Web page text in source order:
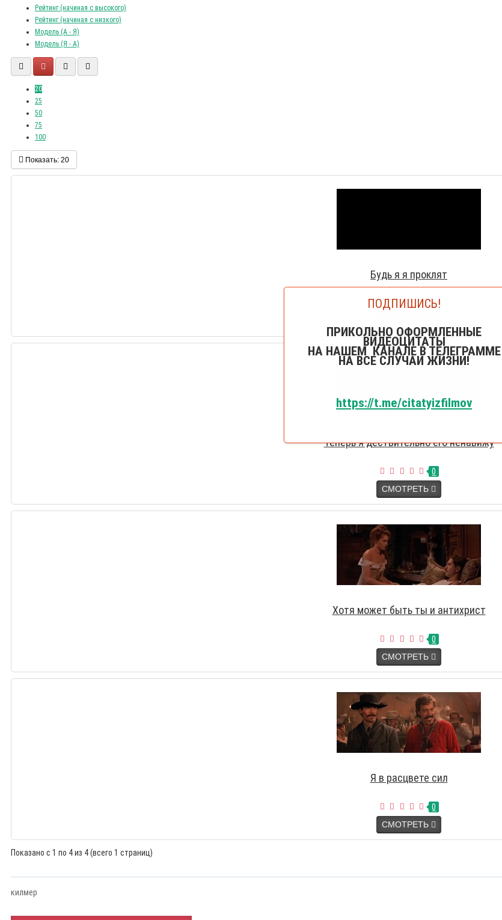
Рейтинг (начиная с высокого)
Рейтинг (начиная с низкого)
Модель (А - Я)
Модель (Я - А)
20
25
50
75
100
Показать: 20
Будь я я проклят
0
Теперь я дествительно его ненавижу
0
СМОТРЕТЬ
Хотя может быть ты и антихрист
0
СМОТРЕТЬ
Я в расцвете сил
0
СМОТРЕТЬ
Показано с 1 по 4 из 4 (всего 1 страниц)
килмер
ПОДПИШИСЬ!
ПРИКОЛЬНО ОФОРМЛЕННЫЕ
ВИДЕОЦИТАТЫ
НА НАШЕМ КАНАЛЕ В ТЕЛЕГРАММЕ
НА ВСЕ СЛУЧАИ ЖИЗНИ!
https://t.me/citatyizfilmov